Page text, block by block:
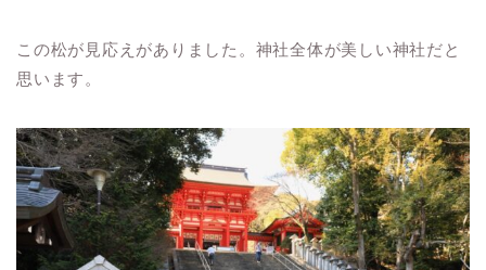
この松が見応えがありました。神社全体が美しい神社だと
思います。